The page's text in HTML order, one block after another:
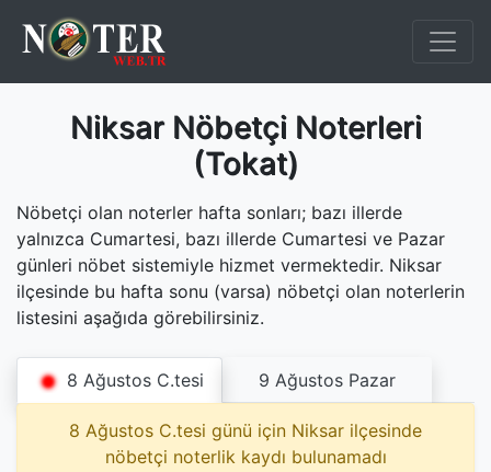
Niksar Nöbetçi Noterleri
(Tokat)
Nöbetçi olan noterler hafta sonları; bazı illerde
yalnızca Cumartesi, bazı illerde Cumartesi ve Pazar
günleri nöbet sistemiyle hizmet vermektedir. Niksar
ilçesinde bu hafta sonu (varsa) nöbetçi olan noterlerin
listesini aşağıda görebilirsiniz.
8 Ağustos C.tesi 9 Ağustos Pazar
8 Ağustos C.tesi günü için Niksar ilçesinde
nöbetçi noterlik kaydı bulunamadı